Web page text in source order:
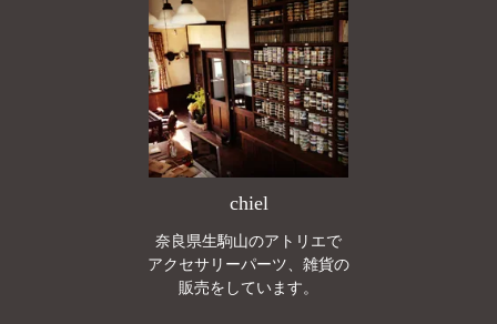
chiel
奈良県生駒山のアトリエで
アクセサリーパーツ、雑貨の
販売をしています。